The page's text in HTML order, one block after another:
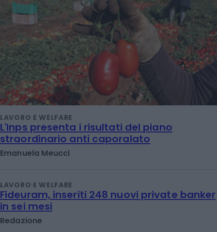
LAVORO E WELFARE
L'Inps presenta i risultati del piano
straordinario anti caporalato
Emanuela Meucci
LAVORO E WELFARE
Fideuram, inseriti 248 nuovi private banker
in sei mesi
Redazione